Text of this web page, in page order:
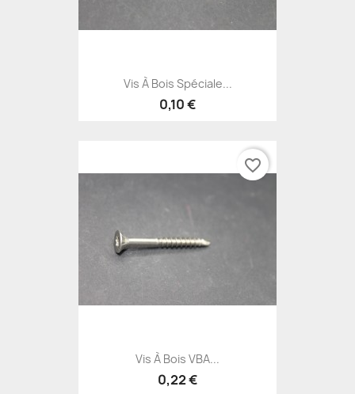
Vis À Bois Spéciale...
0,10 €
Vis À Bois VBA...
0,22 €
favorite_border